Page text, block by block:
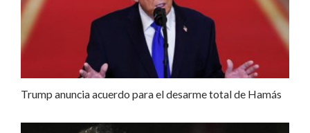
Trump anuncia acuerdo para el desarme total de Hamás